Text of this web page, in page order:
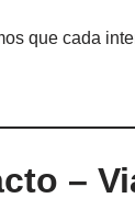
que cada
–